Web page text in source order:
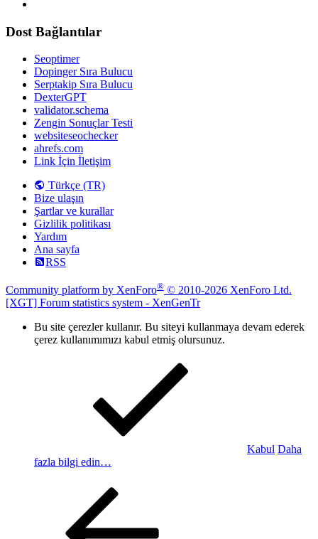
Dost Bağlantılar
Seoptimer
Dopinger Sıra Bulucu
Serptakip Sıra Bulucu
DexterGPT
validator.schema
Zengin Sonuçlar Testi
websiteseochecker
ahrefs.com
Link İçin İletişim
Türkçe (TR)
Bize ulaşın
Şartlar ve kurallar
Gizlilik politikası
Yardım
Ana sayfa
RSS
Community platform by XenForo® © 2010-2026 XenForo Ltd.
[XGT] Forum statistics system - XenGenTr
Bu site çerezler kullanır. Bu siteyi kullanmaya devam ederek
çerez kullanımımızı kabul etmiş olursunuz.
Kabul Daha
fazla bilgi edin…